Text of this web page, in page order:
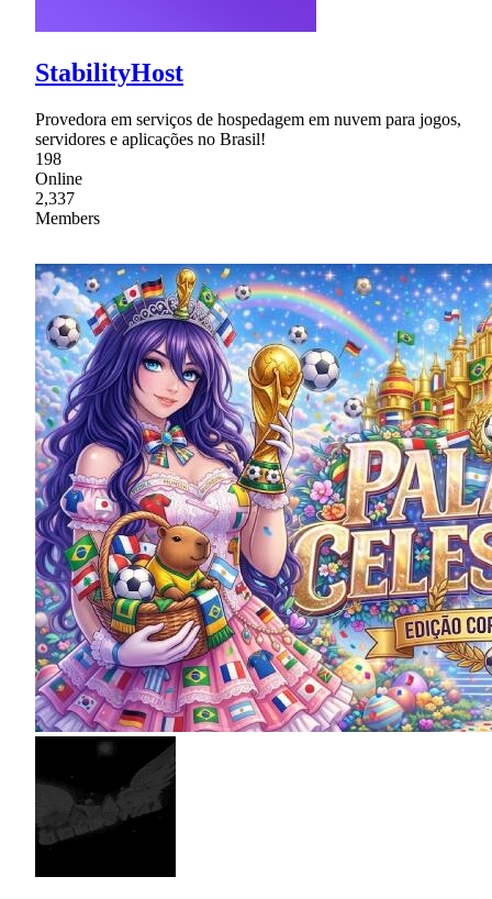
StabilityHost
Provedora em serviços de hospedagem em nuvem para jogos,
servidores e aplicações no Brasil!
198
Online
2,337
Members